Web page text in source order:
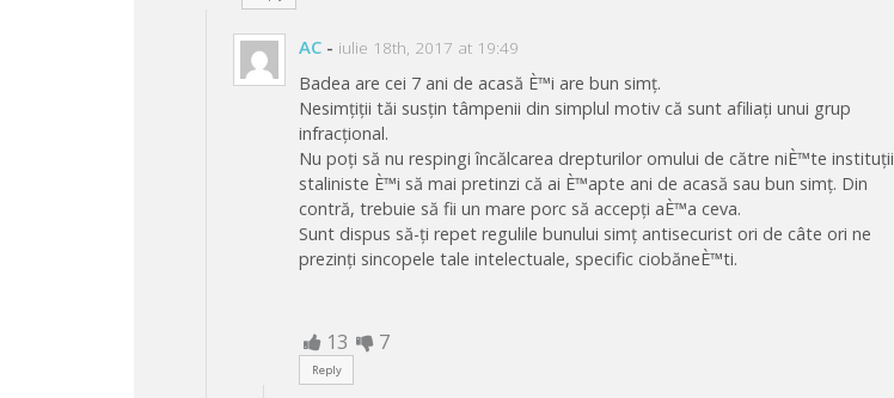
AC - iulie 18th, 2017 at 19:49
Badea are cei 7 ani de acasă È™i are bun simț.
Nesimțiții tăi susțin tâmpenii din simplul motiv că sunt afiliați unui grup
infracțional.
Nu poți să nu respingi încălcarea drepturilor omului de către niÈ™te instituții
staliniste È™i să mai pretinzi că ai È™apte ani de acasă sau bun simț. Din
contră, trebuie să fii un mare porc să accepți aÈ™a ceva.
Sunt dispus să-ți repet regulile bunului simț antisecurist ori de câte ori ne
prezinți sincopele tale intelectuale, specific ciobăneÈ™ti.
13 7
Reply